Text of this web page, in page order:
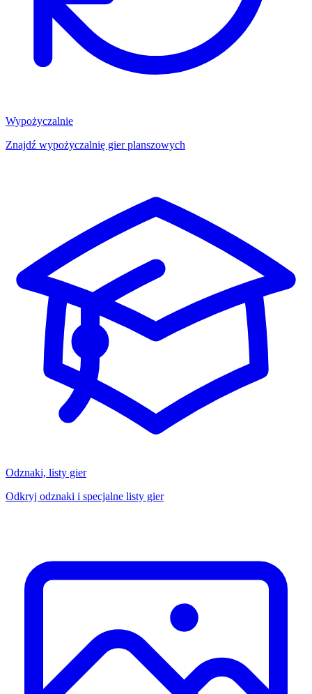
Wypożyczalnie
Znajdź wypożyczalnię gier planszowych
Odznaki, listy gier
Odkryj odznaki i specjalne listy gier